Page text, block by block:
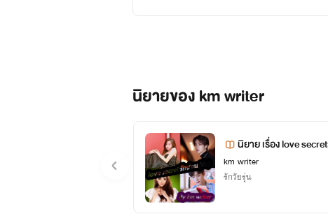
วิวาห์วุ่นลุ้นรักสลับตัว
lonelyone
เค้าได้น๊าถ้ารักแ
โนเนมคนนี้ด้วยน
อย่าลืมกดติดตาม
นิยายของ km writer
นิยาย เรื่อง
km writer
รักวัยรุ่น